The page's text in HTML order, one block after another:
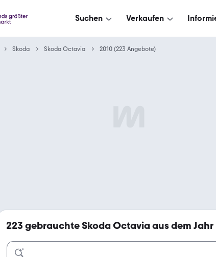
Suchen Verkaufen
Skoda Skoda Octavia 2010 (223 Angebote)
223 gebrauchte Skoda Octavia aus dem Jahr